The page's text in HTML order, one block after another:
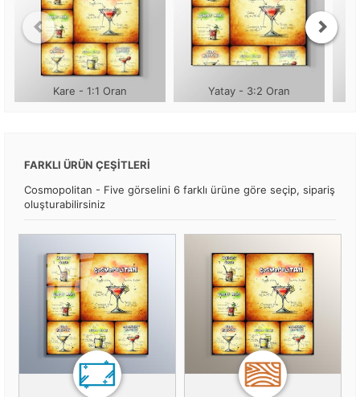
Kare - 1:1 Oran Yatay - 3:2 Oran
FARKLI ÜRÜN ÇEŞİTLERİ
Cosmopolitan - Five görselini 6 farklı ürüne göre seçip, sipariş
oluşturabilirsiniz